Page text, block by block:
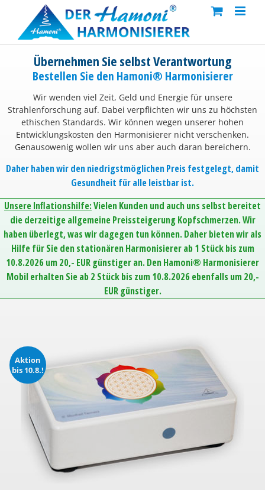
content
Übernehmen Sie selbst Verantwortung
Bestellen Sie den Hamoni® Harmonisierer
Wir wenden viel Zeit, Geld und Energie für unsere
Strahlenforschung auf. Dabei verpflichten wir uns zu höchsten
ethischen Standards. Wir können wegen unserer hohen
Entwicklungskosten den Harmonisierer nicht verschenken.
Genausowenig wollen wir uns aber auch daran bereichern.
Daher haben wir den niedrigstmöglichen Preis festgelegt, damit
Gesundheit für alle leistbar ist.
Unsere Inflationshilfe:Vielen Kunden und auch uns selbst bereitet
die derzeitige allgemeine Preissteigerung Kopfschmerzen. Wir
haben überlegt, was wir dagegen tun können. Daher bieten wir als
Hilfe für Sie den stationären Harmonisierer ab 1 Stück bis zum
10.8.2026 um 20,- EUR günstiger an. Den Hamoni® Harmonisierer
Mobil erhalten Sie ab 2 Stück bis zum 10.8.2026 ebenfalls um 20,-
EUR günstiger.
Aktion
bis 10.8.!